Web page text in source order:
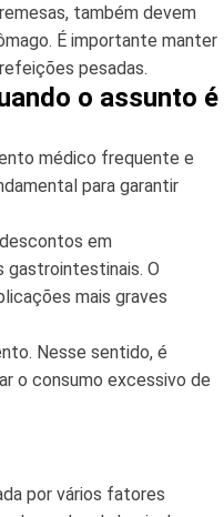
também devem
É importante manter
pesadas.
o assunto é
médico frequente e
para garantir
em
gastrointestinais. O
mais graves
Nesse sentido, é
o consumo excessivo de
por vários fatores